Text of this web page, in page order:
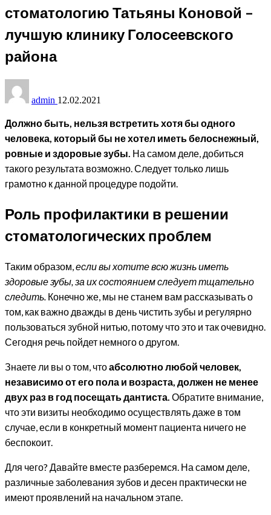
стоматологию Татьяны Коновой –
лучшую клинику Голосеевского
района
admin 12.02.2021
Должно быть, нельзя встретить хотя бы одного
человека, который бы не хотел иметь белоснежный,
ровные и здоровые зубы. На самом деле, добиться
такого результата возможно. Следует только лишь
грамотно к данной процедуре подойти.
Роль профилактики в решении
стоматологических проблем
Таким образом, если вы хотите всю жизнь иметь
здоровые зубы, за их состоянием следует тщательно
следить. Конечно же, мы не станем вам рассказывать о
том, как важно дважды в день чистить зубы и регулярно
пользоваться зубной нитью, потому что это и так очевидно.
Сегодня речь пойдет немного о другом.
Знаете ли вы о том, чтоабсолютно любой человек,
независимо от его пола и возраста, должен не менее
двух раз в год посещать дантиста. Обратите внимание,
что эти визиты необходимо осуществлять даже в том
случае, если в конкретный момент пациента ничего не
беспокоит.
Для чего? Давайте вместе разберемся. На самом деле,
различные заболевания зубов и десен практически не
имеют проявлений на начальном этапе.